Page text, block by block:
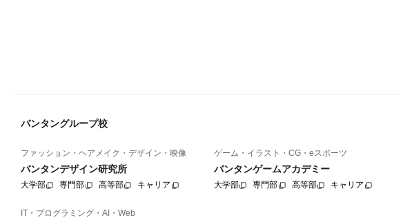
バンタングループ校
ファッション・ヘアメイク・デザイン・映像
バンタンデザイン研究所
大学部 専門部 高等部 キャリア
ゲーム・イラスト・CG・eスポーツ
バンタンゲームアカデミー
大学部 専門部 高等部 キャリア
IT・プログラミング・AI・Web